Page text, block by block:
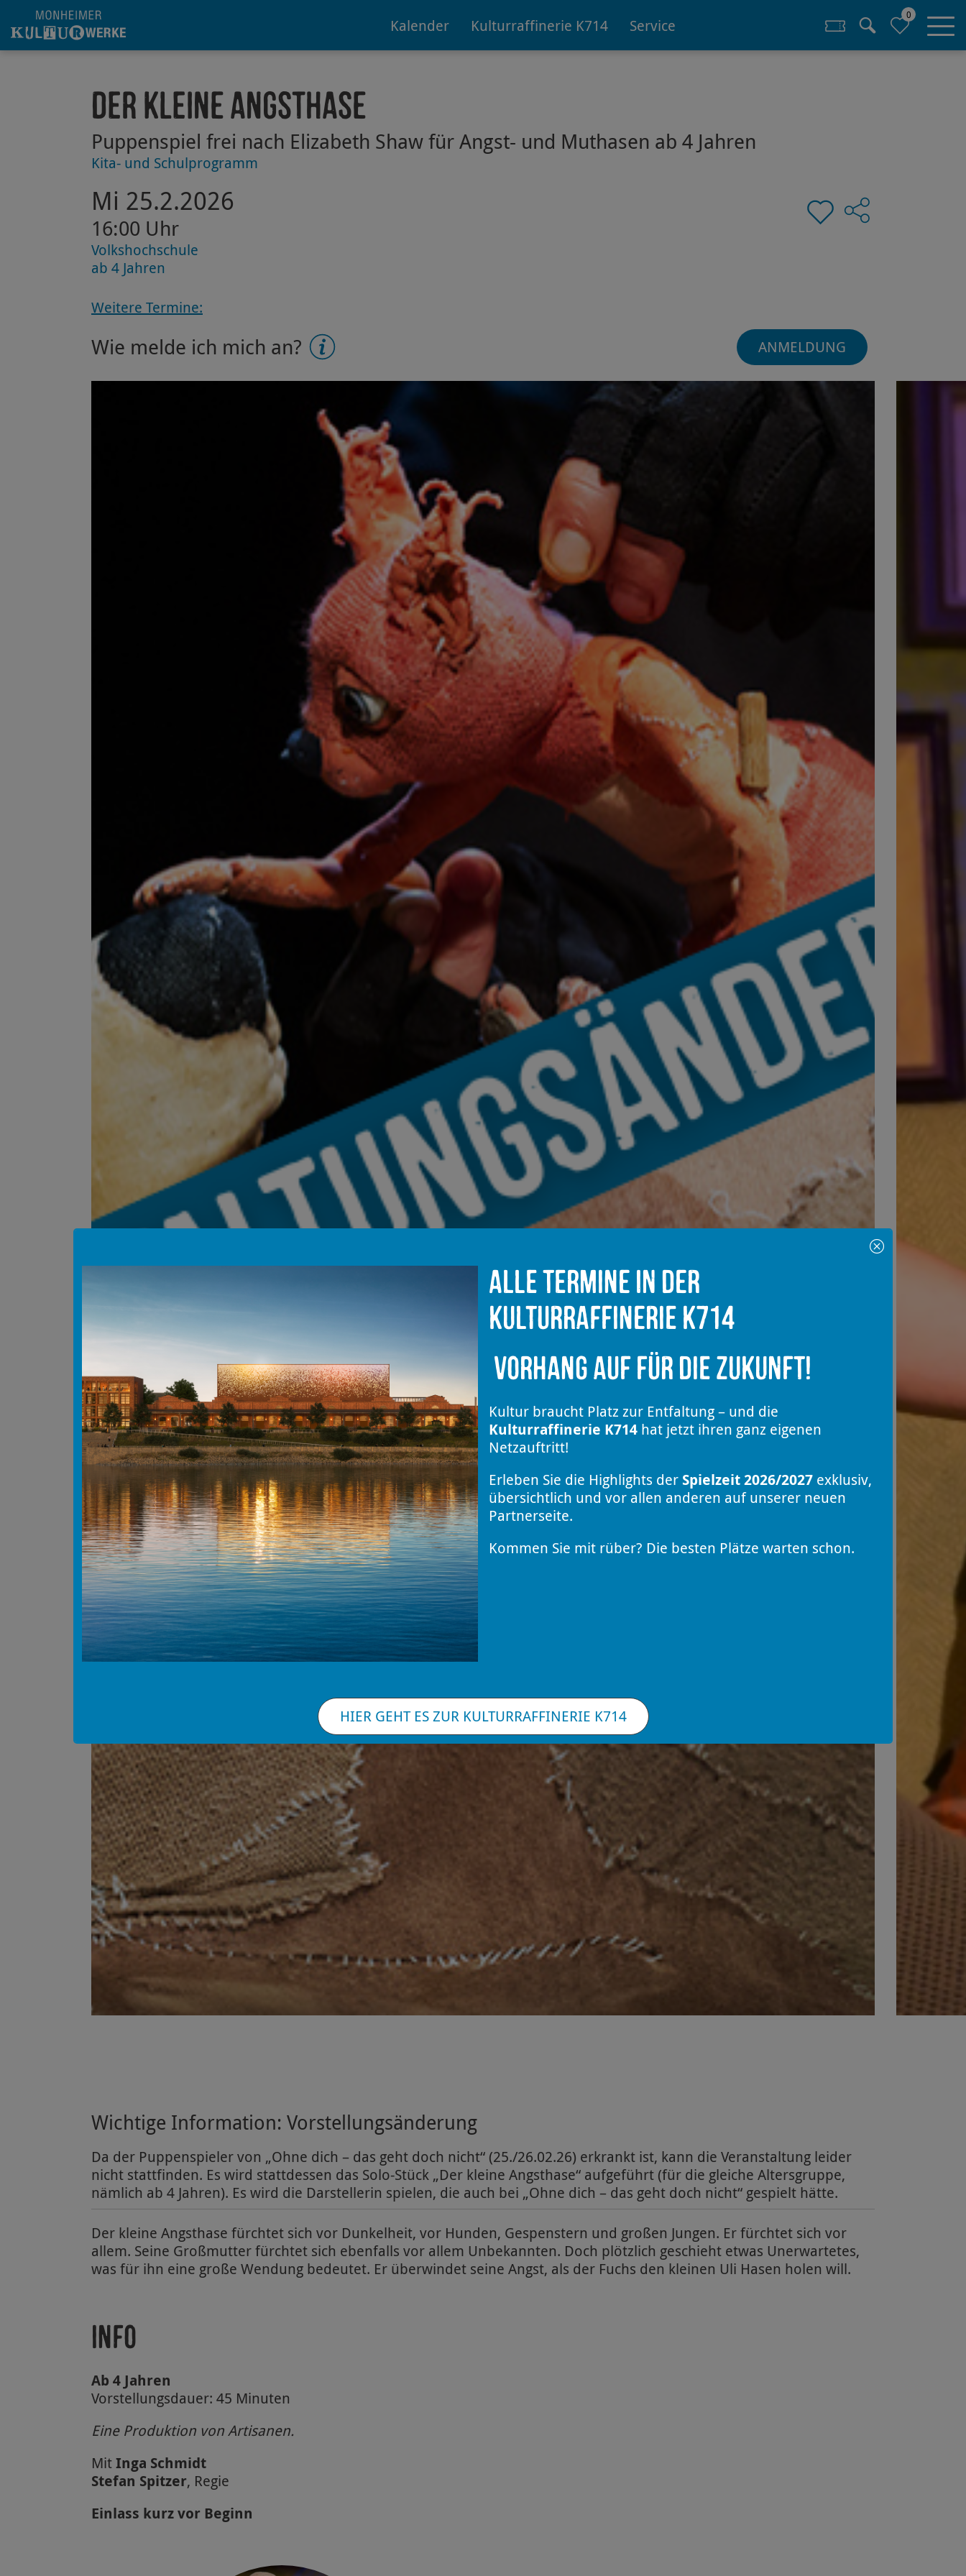
Hauptregion der Seite anspringen
Kalender Kulturraffinerie K714 Service
0
Der kleine Angsthase
Puppenspiel frei nach Elizabeth Shaw für Angst- und Muthasen ab 4 Jahren
Kita- und Schulprogramm
Mi 25.2.2026
16:00 Uhr
Volkshochschule
ab 4 Jahren
Weitere Termine:
Wie melde ich mich an? ANMELDUNG
Wichtige Information: Vorstellungsänderung
Da der Puppenspieler von „Ohne dich – das geht doch nicht“ (25./26.02.26) erkrankt ist, kann die Veranstaltung leider
nicht stattfinden. Es wird stattdessen das Solo-Stück „Der kleine Angsthase“ aufgeführt (für die gleiche Altersgruppe,
nämlich ab 4 Jahren). Es wird die Darstellerin spielen, die auch bei „Ohne dich – das geht doch nicht“ gespielt hätte.
Der kleine Angsthase fürchtet sich vor Dunkelheit, vor Hunden, Gespenstern und großen Jungen. Er fürchtet sich vor
allem. Seine Großmutter fürchtet sich ebenfalls vor allem Unbekannten. Doch plötzlich geschieht etwas Unerwartetes,
was für ihn eine große Wendung bedeutet. Er überwindet seine Angst, als der Fuchs den kleinen Uli Hasen holen will.
INFO
Ab 4 Jahren
Vorstellungsdauer: 45 Minuten
Eine Produktion von Artisanen.
MitInga Schmidt
Stefan Spitzer, Regie
Einlass kurz vor Beginn
Alle Termine in der
Kulturraffinerie K714
Vorhang auf für die Zukunft!
Kultur braucht Platz zur Entfaltung – und die
Kulturraffinerie K714hat jetzt ihren ganz eigenen
Netzauftritt!
Erleben Sie die Highlights der Spielzeit 2026/2027exklusiv,
übersichtlich und vor allen anderen auf unserer neuen
Partnerseite.
Kommen Sie mit rüber? Die besten Plätze warten schon.
HIER GEHT ES ZUR KULTURRAFFINERIE K714